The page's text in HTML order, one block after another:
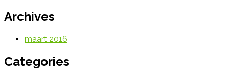
Archives
maart 2016
Categories